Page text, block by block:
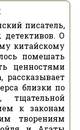
писатель,
О
китайскому
помешать
ценностями
рассказывает
близки по
тщательной
к законам
творениям